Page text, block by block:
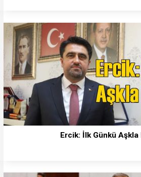
Ercik: İlk Günkü Aşkla